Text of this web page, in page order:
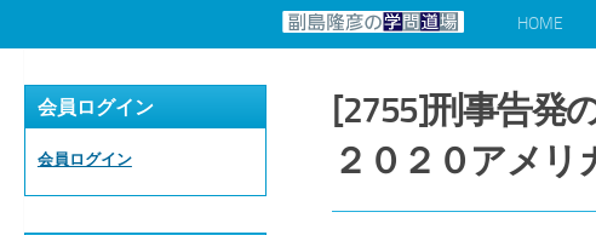
HOME
[2755]刑事告発
２０２０アメリ
会員ログイン
会員ログイン